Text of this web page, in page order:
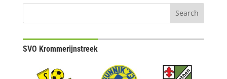
SVO Krommerijnstreek